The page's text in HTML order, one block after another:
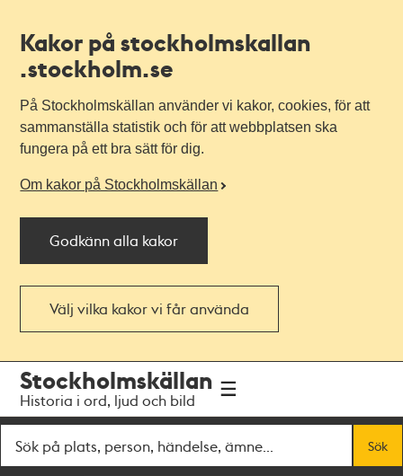
Kakor på stockholmskallan
.stockholm.se
På Stockholmskällan använder vi kakor, cookies, för att
sammanställa statistik och för att webbplatsen ska
fungera på ett bra sätt för dig.
Om kakor på Stockholmskällan
Godkänn alla kakor
Välj vilka kakor vi får använda
navigationen
huvudinnehållet
Stockholmskällan
Historia i ord, ljud och bild
Sök